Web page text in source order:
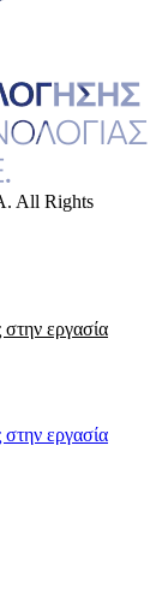
All Rights
στην εργασία
στην εργασία